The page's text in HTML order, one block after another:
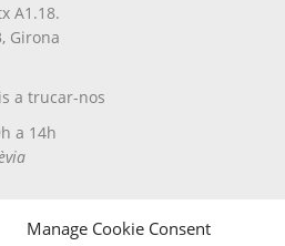
Manage Cookie Consent
A1.18.
Girona
a trucar-nos
a 14h